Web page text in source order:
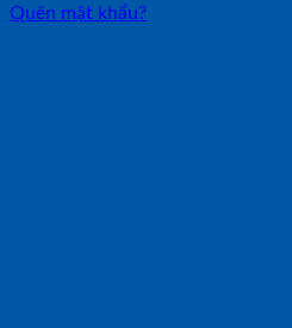
Quên mật khẩu?